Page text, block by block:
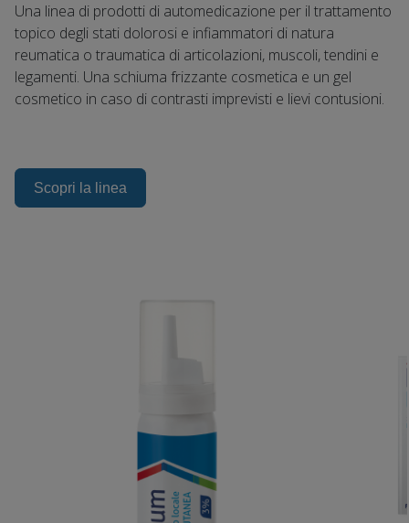
Una linea di prodotti di automedicazione per il trattamento
topico degli stati dolorosi e infiammatori di natura
reumatica o traumatica di articolazioni, muscoli, tendini e
legamenti. Una schiuma frizzante cosmetica e un gel
cosmetico in caso di contrasti imprevisti e lievi contusioni.
Scopri la linea